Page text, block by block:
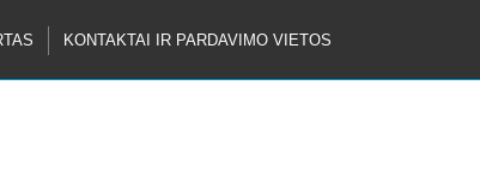
KONTAKTAI IR PARDAVIMO VIETOS